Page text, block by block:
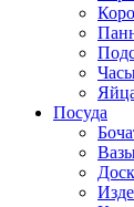
Посуда